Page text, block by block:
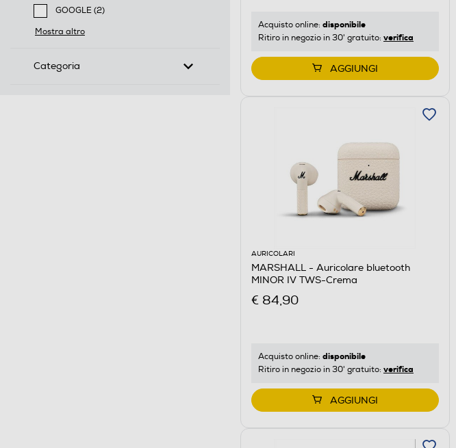
Filtra per Marca: FRESH'N REBEL
GOOGLE (2)
Filtra per Marca: GOOGLE
Mostra altro
Categoria
Acquisto online: disponibile
Ritiro in negozio in 30' gratuito: verifica
AGGIUNGI
AURICOLARI
MARSHALL - Auricolare bluetooth
MINOR IV TWS-Crema
€ 84,90
Acquisto online: disponibile
Ritiro in negozio in 30' gratuito: verifica
AGGIUNGI